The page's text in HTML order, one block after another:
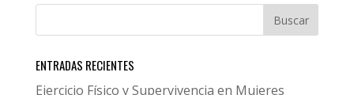
ENTRADAS RECIENTES
Ejercicio Físico y Supervivencia en Mujeres